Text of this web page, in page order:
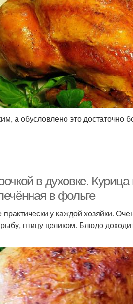
а обусловлено это достаточно
в духовке.
в фольге
у каждой хозяйки.
птицу целиком. Блюдо